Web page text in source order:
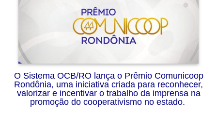
O Sistema OCB/RO lança o Prêmio Comunicoop
Rondônia, uma iniciativa criada para reconhecer,
valorizar e incentivar o trabalho da imprensa na
promoção do cooperativismo no estado.